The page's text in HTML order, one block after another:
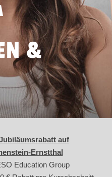
&
auf
Ernstthal
Education Group